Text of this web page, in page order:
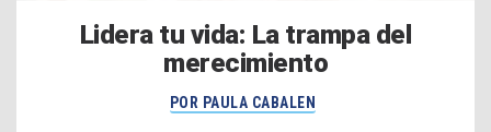
Lidera tu vida: La trampa del
merecimiento
POR PAULA CABALEN